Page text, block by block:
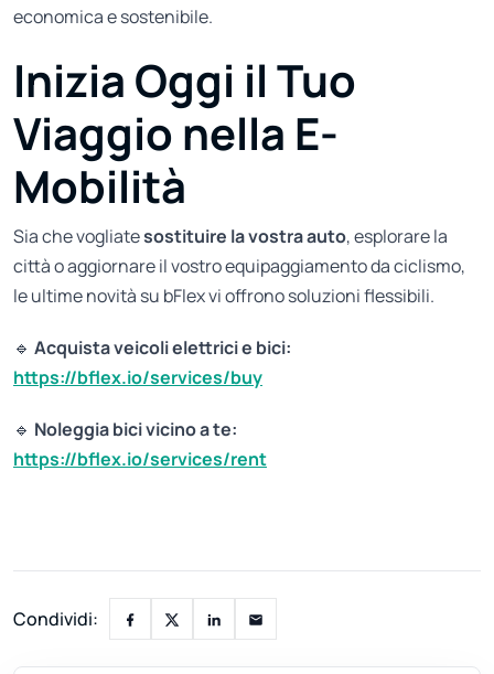
economica e sostenibile.
Inizia Oggi il Tuo
Viaggio nella E-
Mobilità
Sia che vogliatesostituire la vostra auto, esplorare la
città o aggiornare il vostro equipaggiamento da ciclismo,
le ultime novità su bFlex vi offrono soluzioni flessibili.
🔹 Acquista veicoli elettrici e bici:
https://bflex.io/services/buy
🔹 Noleggia bici vicino a te:
https://bflex.io/services/rent
Condividi: